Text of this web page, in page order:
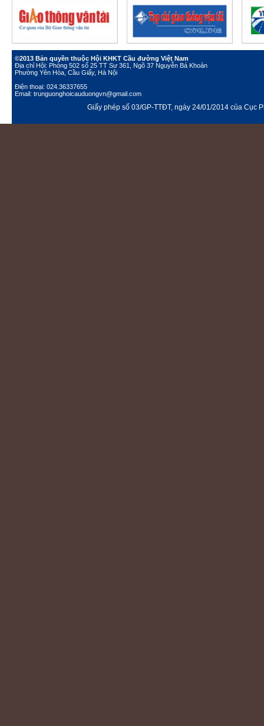
©2013 Bản quyền thuộc Hội KHKT Cầu đường Việt Nam
Địa chỉ Hội: Phòng 502 số 25 TT Sư 361, Ngõ 37 Nguyễn Bá Khoản
Phường Yên Hòa, Cầu Giấy, Hà Nội
Điện thoại: 024.36337655
Email: trunguonghoicauduongvn@gmail.com
Giấy phép số 03/GP-TTĐT, ngày 24/01/2014 của Cục